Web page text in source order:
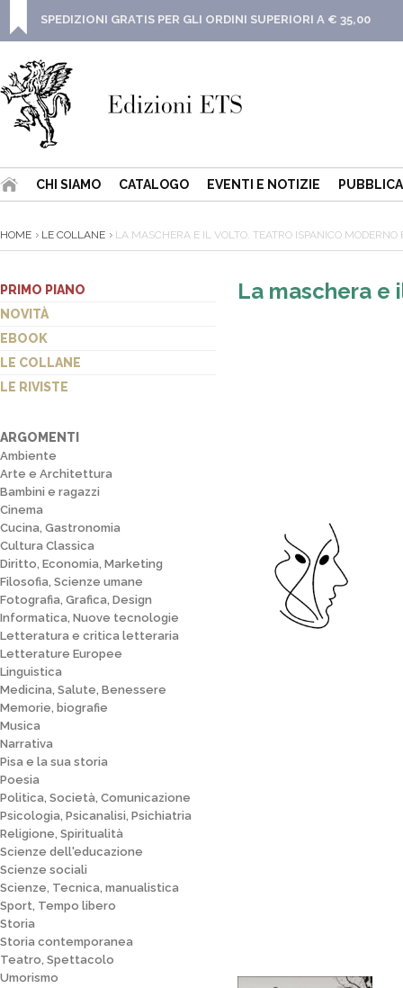
SPEDIZIONI GRATIS PER GLI ORDINI SUPERIORI A € 35,00
CHI SIAMO CATALOGO EVENTI E NOTIZIE
HOME LE COLLANE LA MASCHERA E IL VOLTO. TEATRO ISPANICO MODERNO
PRIMO PIANO
NOVITÀ
EBOOK
LE COLLANE
LE RIVISTE
ARGOMENTI
Ambiente
Arte e Architettura
Bambini e ragazzi
Cinema
Cucina, Gastronomia
Cultura Classica
Diritto, Economia, Marketing
Filosofia, Scienze umane
Fotografia, Grafica, Design
Informatica, Nuove tecnologie
Letteratura e critica letteraria
Letterature Europee
Linguistica
Medicina, Salute, Benessere
Memorie, biografie
Musica
Narrativa
Pisa e la sua storia
Poesia
Politica, Società, Comunicazione
Psicologia, Psicanalisi, Psichiatria
Religione, Spiritualità
Scienze dell'educazione
Scienze sociali
Scienze, Tecnica, manualistica
Sport, Tempo libero
Storia
Storia contemporanea
Teatro, Spettacolo
Umorismo
La maschera e